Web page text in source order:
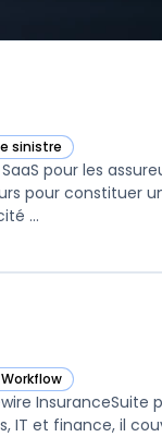
sinistre
pour les
pour constituer
assurance cohérente couvrant la conformité, la traçabilité et l’efficacité ...
catégorie
InsuranceSuite
IT et finance, il